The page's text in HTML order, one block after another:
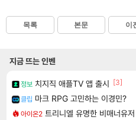
목록 본문 이
지금 뜨는 인벤
정보 치지직 애플TV 앱 출시 [3]
클립 마크 RPG 고민하는 이경민?
아이온2 트리니엘 유명한 비매너유